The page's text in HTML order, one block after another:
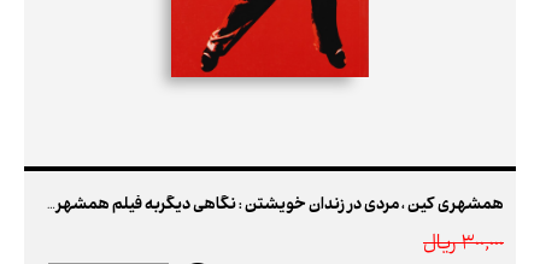
همشهری کین ، مردی در زندان خویشتن : نگاهی دیگربه فیلم همشهری کین اثر ارسن ولز (بامقاله ای از سعید عقیقی)
300,000 ريال